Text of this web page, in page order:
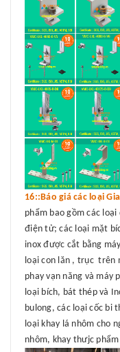
16::Báo giá các loại
phẩm bao gồm các
điện tử; các loại mặt
inox được cắt bằng
loại con lăn , trục trên
phay vạn năng và máy
loại bích, bát thép và
bulong, các loại cốc bi
loại khay lá nhôm cho
nhôm, khay thưjc